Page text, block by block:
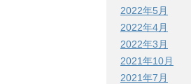
2022年5月
2022年4月
2022年3月
2021年10月
2021年7月